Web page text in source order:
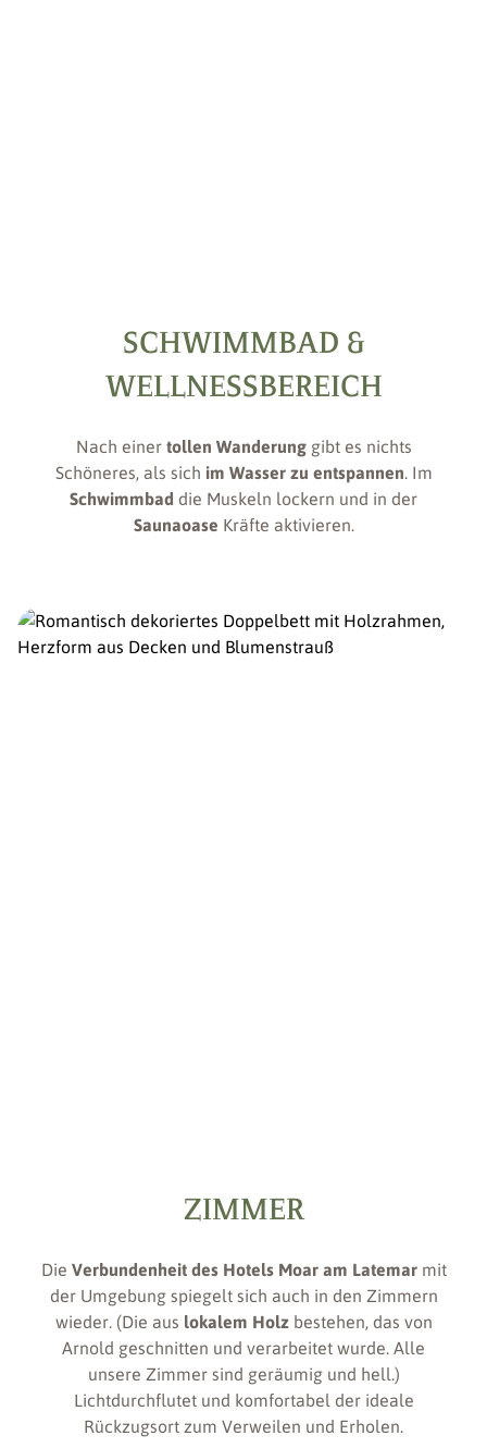
SCHWIMMBAD &
WELLNESSBEREICH
Nach einertollen Wanderunggibt es nichts
Schöneres, als sich im Wasser zu entspannen. Im
Schwimmbad die Muskeln lockern und in der
Saunaoase Kräfte aktivieren.
ZIMMER
Die Verbundenheit des Hotels Moar am Latemarmit
der Umgebung spiegelt sich auch in den Zimmern
wieder. (Die aus lokalem Holzbestehen, das von
Arnold geschnitten und verarbeitet wurde. Alle
unsere Zimmer sind geräumig und hell.)
Lichtdurchflutet und komfortabel der ideale
Rückzugsort zum Verweilen und Erholen.